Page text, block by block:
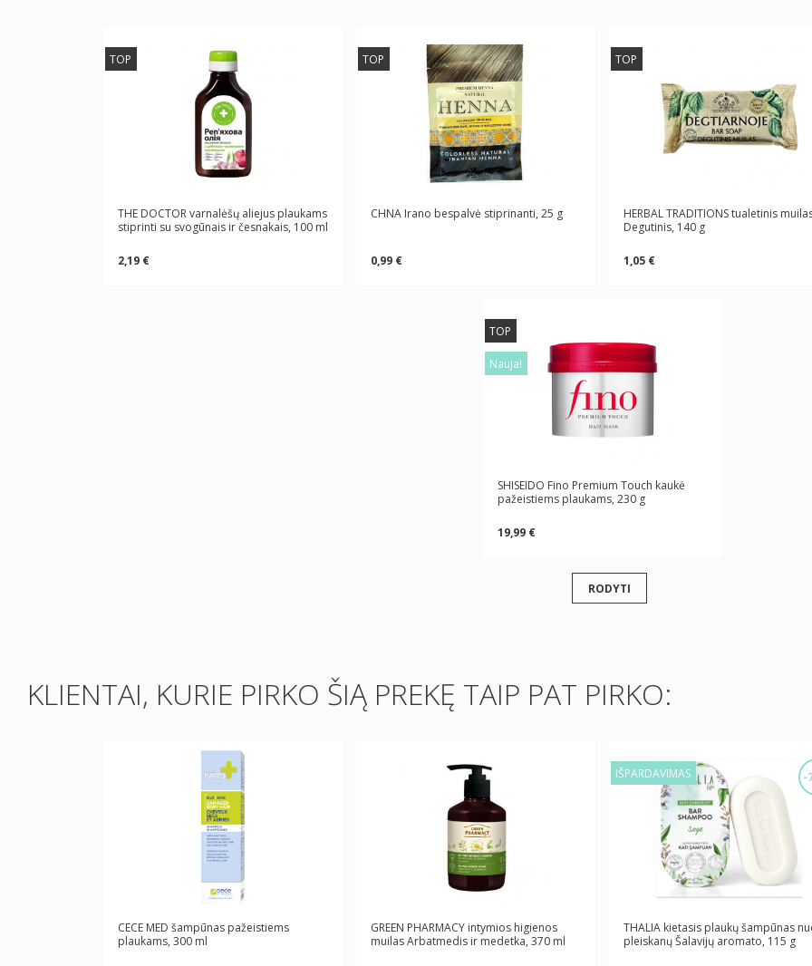
TOP
THE DOCTOR varnalėšų aliejus plaukams
stiprinti su svogūnais ir česnakais, 100 ml
2,19 €
TOP
CHNA Irano bespalvė stiprinanti, 25 g
0,99 €
TOP
HERBAL TRADITIONS tualetinis
Degutinis, 140 g
1,05 €
TOP
Nauja!
SHISEIDO Fino Premium Touch kaukė
pažeistiems plaukams, 230 g
19,99 €
RODYTI
KLIENTAI, KURIE PIRKO ŠIĄ PREKĘ TAIP PAT PIRKO:
CECE MED šampūnas pažeistiems
plaukams, 300 ml
GREEN PHARMACY intymios higienos
muilas Arbatmedis ir medetka, 370 ml
-
IŠPARDAVIMAS
THALIA kietasis plaukų šampūnas
pleiskanų Šalavijų aromato, 115 g